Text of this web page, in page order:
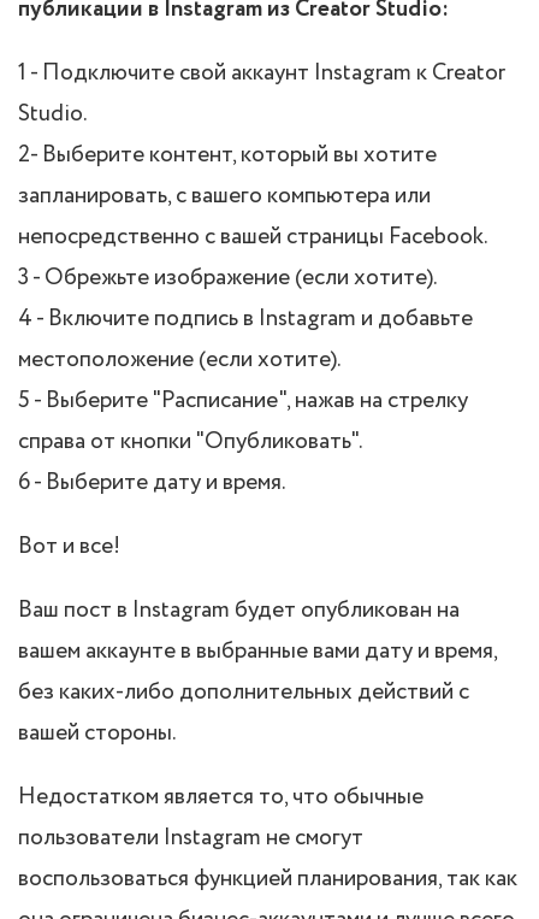
публикации в Instagram из Creator Studio:
1 - Подключите свой аккаунт Instagram к Creator
Studio.
2- Выберите контент, который вы хотите
запланировать, с вашего компьютера или
непосредственно с вашей страницы Facebook.
3 - Обрежьте изображение (если хотите).
4 - Включите подпись в Instagram и добавьте
местоположение (если хотите).
5 - Выберите "Расписание", нажав на стрелку
справа от кнопки "Опубликовать".
6 - Выберите дату и время.
Вот и все!
Ваш пост в Instagram будет опубликован на
вашем аккаунте в выбранные вами дату и время,
без каких-либо дополнительных действий с
вашей стороны.
Недостатком является то, что обычные
пользователи Instagram не смогут
воспользоваться функцией планирования, так как